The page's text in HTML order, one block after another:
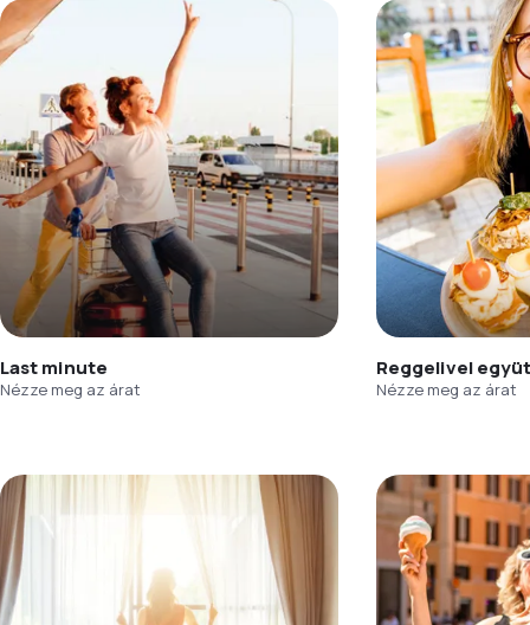
Last minute
Nézze meg az árat
Reggelivel
Nézze meg az árat